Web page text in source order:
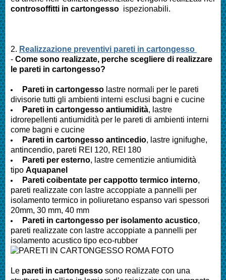
controsoffitti in cartongesso ispezionabili.
2. Realizzazione preventivi pareti in cartongesso
- Come sono realizzate, perche scegliere di realizzare
le pareti in cartongesso?
Pareti in cartongesso lastre normali per le pareti
divisorie tutti gli ambienti interni esclusi bagni e cucine
Pareti in cartongesso antiumidità, lastre
idrorepellenti antiumidità per le pareti di ambienti interni
come bagni e cucine
Pareti in cartongesso antincedio, lastre ignifughe,
antincendio, pareti REI 120, REI 180
Pareti per esterno, lastre cementizie antiumidità
tipo Aquapanel
Pareti coibentate per cappotto termico interno,
pareti realizzate con lastre accoppiate a pannelli per
isolamento termico in poliuretano espanso vari spessori
20mm, 30 mm, 40 mm
Pareti in cartongesso per isolamento acustico,
pareti realizzate con lastre accoppiate a pannelli per
isolamento acustico tipo eco-rubber
Le pareti in cartongesso sono realizzate con una